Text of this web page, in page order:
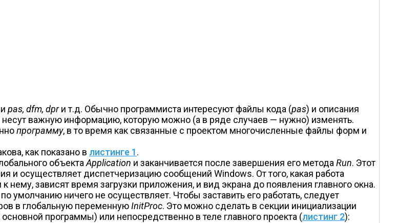
pas, dfm, dprи т.д. Обычно программиста интересуют файлы кода (pas) и описания
несут важную информацию, которую можно (а в ряде случаев — нужно) изменять.
программу, в то время как связанные с проектом многочисленные файлы форм и
как показано в листинге 1.
объектаApplication и заканчивается после завершения его методаRun. Этот
и осуществляет диспетчеризацию сообщений Windows. От того, какая работа
зависят время загрузки приложения, и вид экрана до появления главного окна.
умолчанию ничего не осуществляет. Чтобы заставить его работать, следует
в глобальную переменнуюInitProc. Это можно сделать в секции инициализации
программы) или непосредственно в теле главного проекта (листинг 2):